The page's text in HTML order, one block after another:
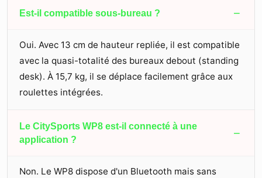
Est-il compatible sous-bureau ? −
Oui. Avec 13 cm de hauteur repliée, il est compatible
avec la quasi-totalité des bureaux debout (standing
desk). À 15,7 kg, il se déplace facilement grâce aux
roulettes intégrées.
Le CitySports WP8 est-il connecté à une
application ?
−
Non. Le WP8 dispose d'un Bluetooth mais sans